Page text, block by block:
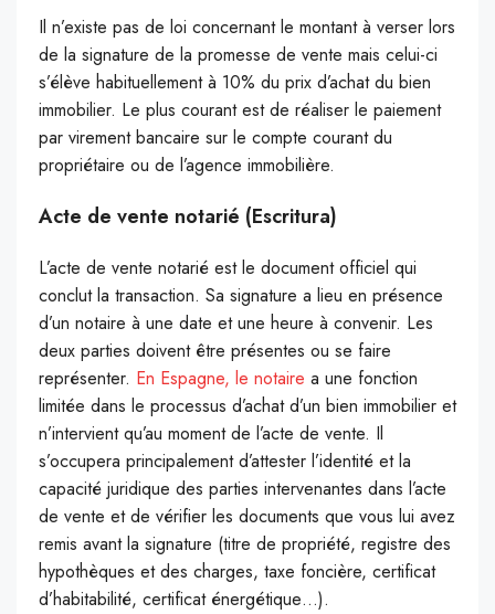
Il n’existe pas de loi concernant le montant à verser lors
de la signature de la promesse de vente mais celui-ci
s’élève habituellement à 10% du prix d’achat du bien
immobilier. Le plus courant est de réaliser le paiement
par virement bancaire sur le compte courant du
propriétaire ou de l’agence immobilière.
Acte de vente notarié (Escritura)
L’acte de vente notarié est le document officiel qui
conclut la transaction. Sa signature a lieu en présence
d’un notaire à une date et une heure à convenir. Les
deux parties doivent être présentes ou se faire
représenter. En Espagne, le notaire a une fonction
limitée dans le processus d’achat d’un bien immobilier et
n’intervient qu’au moment de l’acte de vente. Il
s’occupera principalement d’attester l’identité et la
capacité juridique des parties intervenantes dans l’acte
de vente et de vérifier les documents que vous lui avez
remis avant la signature (titre de propriété, registre des
hypothèques et des charges, taxe foncière, certificat
d’habitabilité, certificat énergétique…).